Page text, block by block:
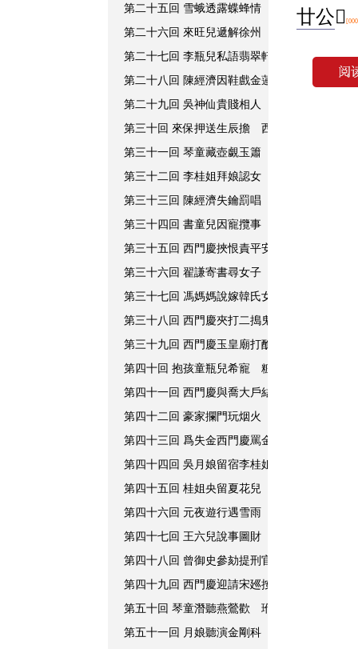
第二十五回 雪蛾透露蝶蜂情 來旺醉謗西門慶
第二十六回 來旺兒遞解徐州 宋惠蓮含羞自縊
第二十七回 李瓶兒私語翡翠軒 潘金蓮醉閙葡
第二十八回 陳經濟因鞋戲金蓮 西門慶奴打鐵
第二十九回 吳神仙貴賤相人 潘金蓮蘭湯午戰
第三十回 來保押送生辰擔 西門慶生子喜加官
第三十一回 琴童藏壺覷玉簫 門慶開宴吃喜酒
第三十二回 李桂姐拜娘認女 應伯爵打渾趨時
第三十三回 陳經濟失鑰罰唱 韓道國縱婦爭風
第三十四回 書童兒因寵攬事 平安兒含恨截舌
第三十五回 西門慶挾恨責平安 書童兒粧旦勸
第三十六回 翟謙寄書尋女子 西門慶結交蔡狀
第三十七回 馮媽媽說嫁韓氏女 西門慶包占王
第三十八回 西門慶夾打二搗鬼 潘金蓮雪夜弄
第三十九回 西門慶玉皇廟打醮 吳月娘聽尼僧
第四十回 抱孩童瓶兒希寵 粧丫鬟金蓮市愛
第四十一回 西門慶與喬大戶結親 潘金蓮共李
第四十二回 豪家攔門玩烟火 貴家高樓醉賞燈
第四十三回 爲失金西門慶罵金蓮 因結親月娘
第四十四回 吳月娘留宿李桂姐 西門慶醉拶夏
第四十五回 桂姐央留夏花兒 月娘含怒罵玳安
第四十六回 元夜遊行遇雪雨 妻妾笑卜龜兒卦
第四十七回 王六兒說事圖財 西門慶受脏枉法
第四十八回 曾御史參劾提刑官 蔡太師奏行七
第四十九回 西門慶迎請宋廵按 永福寺餞行遇
第五十回 琴童潛聽燕鶯歡 玳安嬉遊蝴蝶巷
第五十一回 月娘聽演金剛科 桂姐躲在西門宅
廿公󿀂